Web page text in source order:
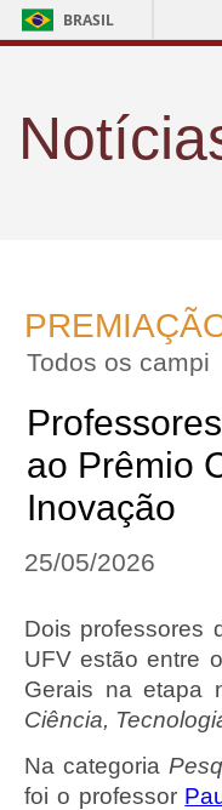
BRASIL
Todos os campi
ao Prêmio
Inovação
25/05/2026
Dois professores
UFV estão entre
Gerais na etapa
Ciência,
Na categoria
foi o professor